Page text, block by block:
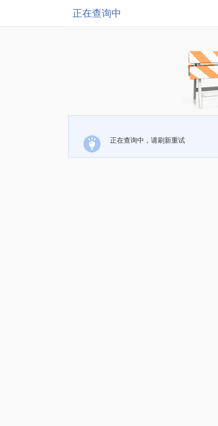
正在查询中
正在查询中，请刷新重试